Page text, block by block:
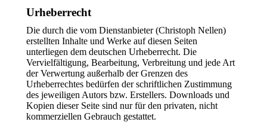
Urheberrecht
Die durch die vom Dienstanbieter (Christoph Nellen)
erstellten Inhalte und Werke auf diesen Seiten
unterliegen dem deutschen Urheberrecht. Die
Vervielfältigung, Bearbeitung, Verbreitung und jede Art
der Verwertung außerhalb der Grenzen des
Urheberrechtes bedürfen der schriftlichen Zustimmung
des jeweiligen Autors bzw. Erstellers. Downloads und
Kopien dieser Seite sind nur für den privaten, nicht
kommerziellen Gebrauch gestattet.